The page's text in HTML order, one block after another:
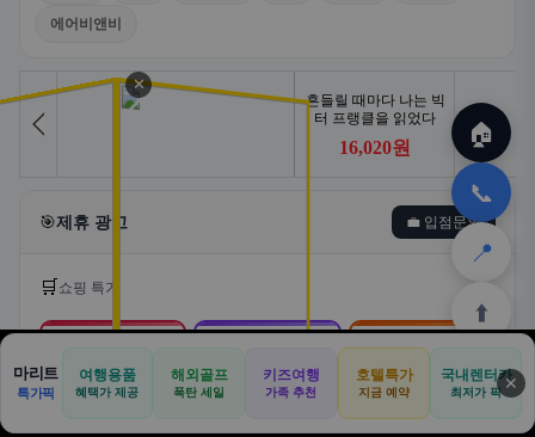
에어비앤비
🎯제휴 광고 💼 입점문의
🛒 쇼핑 특가
🛒
쿠팡
로켓배송·특가
📦
알리익스프레스
🎁
테무
초저가·무료배송
🏠
✈️
공항
⛳
📋
🛒
쿠팡
🎁
테무
🏠
📞
📍
⬆️
🏠 📝
견적
🚐
기사등록
🛒
아마존
✕
마리트
특가픽
여행용품
혜택가 제공
해외골프
폭탄 세일
키즈여행
가족 추천
호텔특가
지금 예약
국내렌터카
최저가 픽 ✕